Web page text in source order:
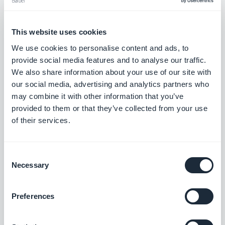
This website uses cookies
We use cookies to personalise content and ads, to
provide social media features and to analyse our traffic.
We also share information about your use of our site with
our social media, advertising and analytics partners who
may combine it with other information that you’ve
provided to them or that they’ve collected from your use
of their services.
Selection
Necessary
Preferences
Integreer uw Jotform-formulieren in uw
Gratis
SurveyMonkey
Data verzamelen en analyseren
Gratis
Stuur gegevens vanuit uw app naar Airtable